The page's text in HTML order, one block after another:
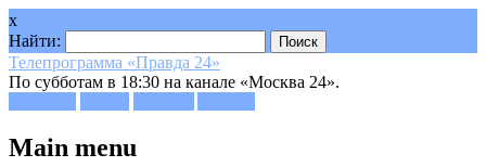
x
Найти:
Телепрограмма «Правда 24»
По субботам в 18:30 на канале «Москва 24».
Main menu